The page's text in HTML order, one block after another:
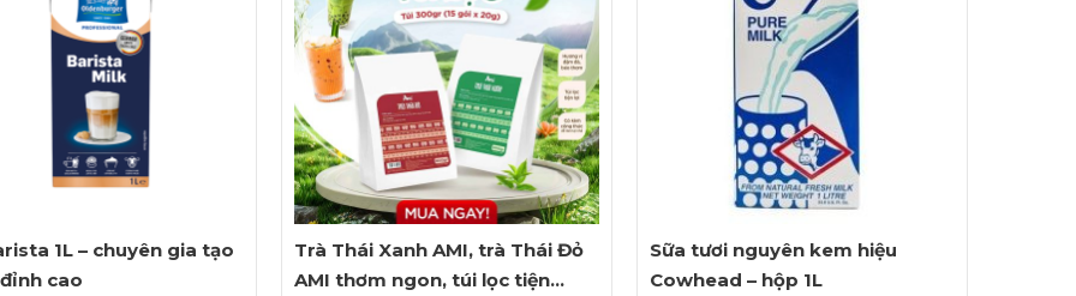
1L – chuyên gia tạo
cao
Trà Thái Xanh AMI, trà Thái Đỏ
AMI thơm ngon, túi lọc tiện
Sữa tươi nguyên kem hiệu
Cowhead – hộp 1L